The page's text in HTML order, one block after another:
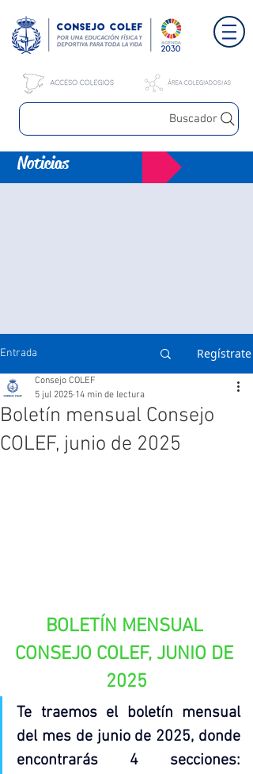
Buscador
Noticias
Entrada Regístrate
Boletín mensual Consejo
COLEF, junio de 2025
Consejo COLEF
5 jul 2025 14 min de lectura
BOLETÍN MENSUAL
CONSEJO COLEF, JUNIO DE
2025
Te traemos el boletín mensual
del mes de junio de 2025, donde
encontrarás 4 secciones: